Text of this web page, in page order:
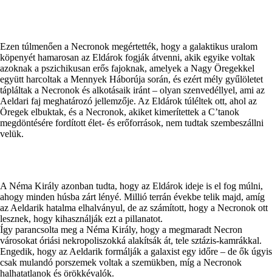
Ezen túlmenően a Necronok megértették, hogy a galaktikus uralom
köpenyét hamarosan az Eldárok fogják átvenni, akik egyike voltak
azoknak a pszichikusan erős fajoknak, amelyek a Nagy Öregekkel
együtt harcoltak a Mennyek Háborúja során, és ezért mély gyűlöletet
tápláltak a Necronok és alkotásaik iránt – olyan szenvedéllyel, ami az
Aeldari faj meghatározó jellemzője. Az Eldárok túléltek ott, ahol az
Öregek elbuktak, és a Necronok, akiket kimerítettek a C’tanok
megdöntésére fordított élet- és erőforrások, nem tudtak szembeszállni
velük.
A Néma Király azonban tudta, hogy az Eldárok ideje is el fog múlni,
ahogy minden húsba zárt lényé. Millió terrán évekbe telik majd, amíg
az Aeldarik hatalma elhalványul, de az számított, hogy a Necronok ott
lesznek, hogy kihasználják ezt a pillanatot.
Így parancsolta meg a Néma Király, hogy a megmaradt Necron
városokat óriási nekropoliszokká alakítsák át, tele sztázis-kamrákkal.
Engedik, hogy az Aeldarik formálják a galaxist egy időre – de ők úgyis
csak mulandó porszemek voltak a szemükben, míg a Necronok
halhatatlanok és örökkévalók.